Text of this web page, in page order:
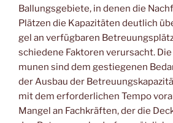
Bal­lungs­ge­bie­te, in denen die
Plät­zen die Kapa­zi­tä­ten deut­lich
gel an ver­füg­ba­ren
schie­de­ne Fak­to­ren ver­ur­sacht.
mu­nen sind dem gestie­ge­nen
der Aus­bau der
mit dem erfor­der­li­chen Tem­po
Man­gel an Fach­kräf­ten, der die